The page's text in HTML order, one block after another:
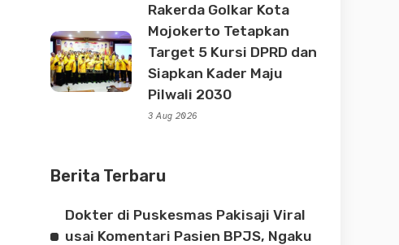
Rakerda Golkar Kota
Mojokerto Tetapkan
Target 5 Kursi DPRD dan
Siapkan Kader Maju
Pilwali 2030
3 Aug 2026
Berita Terbaru
Dokter di Puskesmas Pakisaji Viral
usai Komentari Pasien BPJS, Ngaku